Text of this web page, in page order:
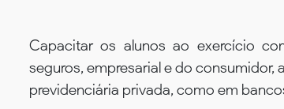
Capacitar os alunos ao exercício
seguros, empresarial e do
previdenciária privada, como em